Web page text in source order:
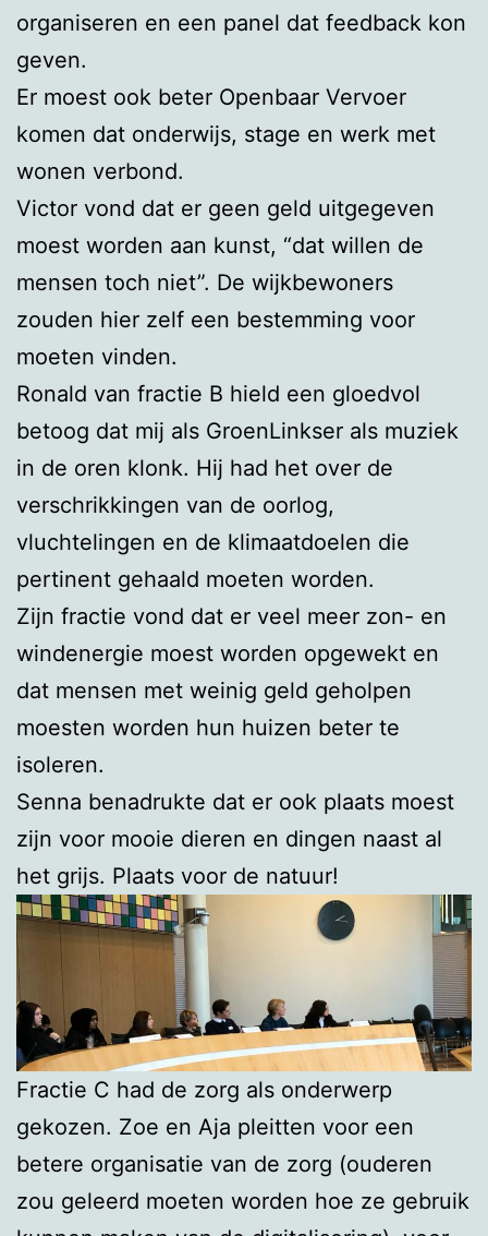
organiseren en een panel dat feedback kon
geven.
Er moest ook beter Openbaar Vervoer
komen dat onderwijs, stage en werk met
wonen verbond.
Victor vond dat er geen geld uitgegeven
moest worden aan kunst, “dat willen de
mensen toch niet”. De wijkbewoners
zouden hier zelf een bestemming voor
moeten vinden.
Ronald van fractie B hield een gloedvol
betoog dat mij als GroenLinkser als muziek
in de oren klonk. Hij had het over de
verschrikkingen van de oorlog,
vluchtelingen en de klimaatdoelen die
pertinent gehaald moeten worden.
Zijn fractie vond dat er veel meer zon- en
windenergie moest worden opgewekt en
dat mensen met weinig geld geholpen
moesten worden hun huizen beter te
isoleren.
Senna benadrukte dat er ook plaats moest
zijn voor mooie dieren en dingen naast al
het grijs. Plaats voor de natuur!
Fractie C had de zorg als onderwerp
gekozen. Zoe en Aja pleitten voor een
betere organisatie van de zorg (ouderen
zou geleerd moeten worden hoe ze gebruik